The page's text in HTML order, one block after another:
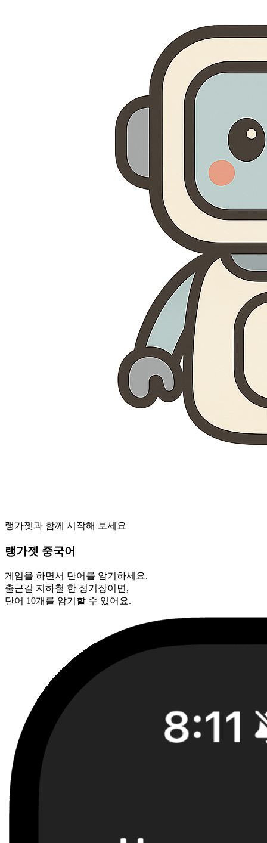
랭가젯과 함께 시작해 보세요
랭가젯 중국어
게임을 하면서 단어를 암기하세요.
출근길 지하철 한 정거장이면,
단어 10개를 암기할 수 있어요.